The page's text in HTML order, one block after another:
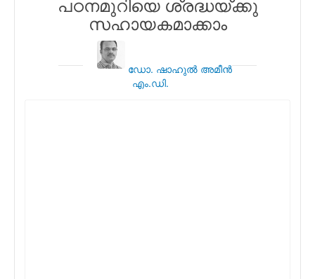
പഠനമുറിയെ ശ്രദ്ധയ്ക്കു
സഹായകമാക്കാം
ഡോ. ഷാഹുല്‍ അമീന്‍
എം.ഡി.